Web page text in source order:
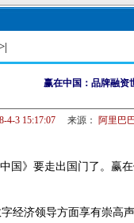
赢在中国：品牌融资
4-3 15:17:07 来源： 阿里巴
》要走出国门了。赢
经济领导方面享有崇高